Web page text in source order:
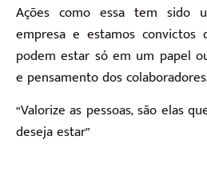
Ações como essa tem sido
empresa e estamos
podem estar só em um papel
e pensamento dos colaboradores.
“Valorize as pessoas, são elas
deseja estar”